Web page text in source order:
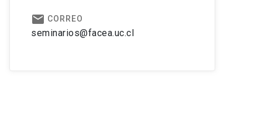
email CORREO
seminarios@facea.uc.cl